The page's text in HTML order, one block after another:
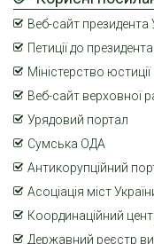
Веб-сайт президента
Петиції до
Міністерство юстиції
Веб-сайт верховної
Урядовий портал
Сумська ОДА
Антикорупційний
Асоціація міст
Координаційний
Державний реєстр